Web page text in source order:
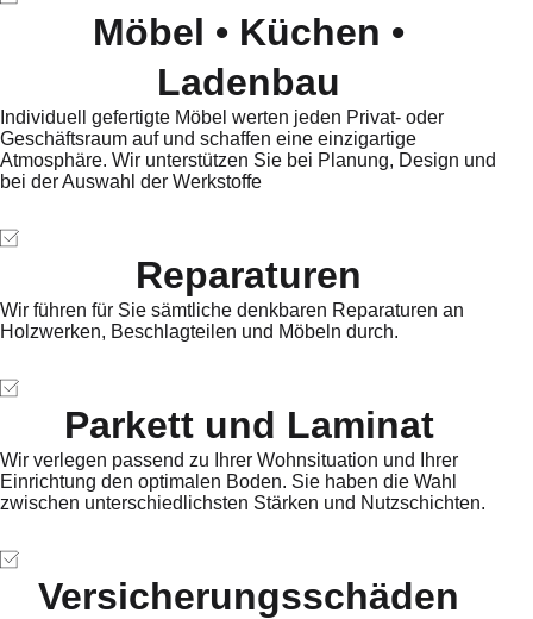
Möbel • Küchen •
Ladenbau
Individuell gefertigte Möbel werten jeden Privat- oder
Geschäftsraum auf und schaffen eine einzigartige
Atmosphäre. Wir unterstützen Sie bei Planung, Design und
bei der Auswahl der Werkstoffe
Reparaturen
Wir führen für Sie sämtliche denkbaren Reparaturen an
Holzwerken, Beschlagteilen und Möbeln durch.
Parkett und Laminat
Wir verlegen passend zu Ihrer Wohnsituation und Ihrer
Einrichtung den optimalen Boden. Sie haben die Wahl
zwischen unterschiedlichsten Stärken und Nutzschichten.
Versicherungsschäden